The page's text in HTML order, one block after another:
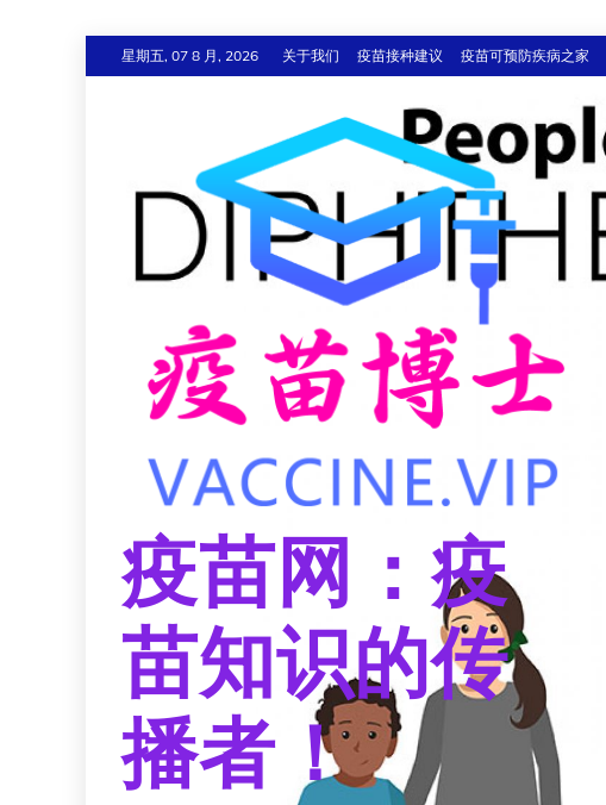
至
星期五, 07 8 月, 2026 关于我们 疫苗接种建议 疫苗可预防疾病之家
疫苗网：疫
苗知识的传
播者！